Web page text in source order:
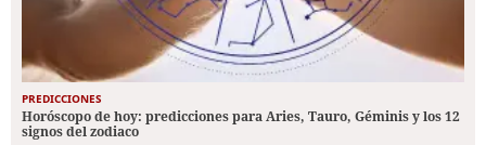
PREDICCIONES
Horóscopo de hoy: predicciones para Aries, Tauro, Géminis y los 12
signos del zodiaco